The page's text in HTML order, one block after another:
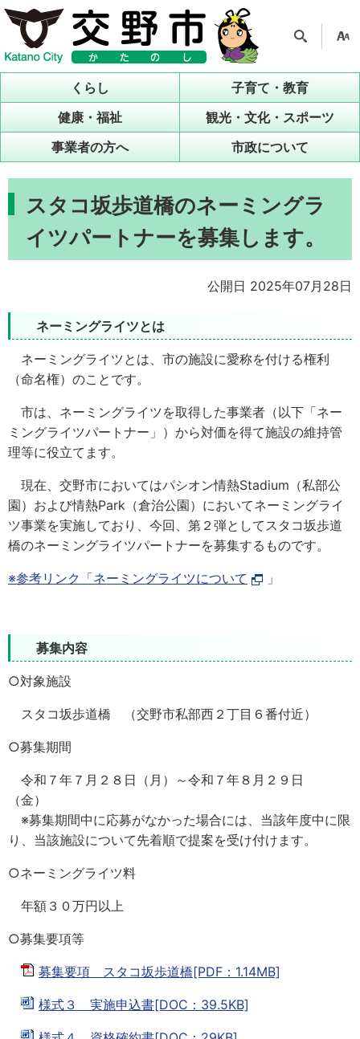
ル
くらし
子育て・教育
健康・福祉
観光・文化・スポーツ
事業者の方へ
市政について
スタコ坂歩道橋のネーミングラ
イツパートナーを募集します。
公開日 2025年07月28日
ネーミングライツとは
ネーミングライツとは、市の施設に愛称を付ける権利
（命名権）のことです。
市は、ネーミングライツを取得した事業者（以下「ネー
ミングライツパートナー」）から対価を得て施設の維持管
理等に役立てます。
現在、交野市においてはパシオン情熱Stadium（私部公
園）および情熱Park（倉治公園）においてネーミングライ
ツ事業を実施しており、今回、第２弾としてスタコ坂歩道
橋のネーミングライツパートナーを募集するものです。
※参考リンク「ネーミングライツについて 」
募集内容
○対象施設
スタコ坂歩道橋 （交野市私部西２丁目６番付近）
○募集期間
令和７年７月２８日（月）～令和７年８月２９日
（金）
※募集期間中に応募がなかった場合には、当該年度中に限
り、当該施設について先着順で提案を受け付けます。
○ネーミングライツ料
年額３０万円以上
○募集要項等
募集要項 スタコ坂歩道橋[PDF：1.14MB]
様式３ 実施申込書[DOC：39.5KB]